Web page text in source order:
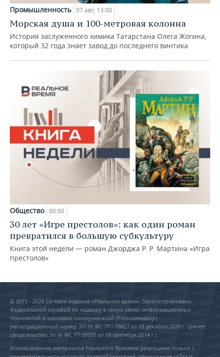
Промышленность 07 авг, 13:00
Морская душа и 100-метровая колонна
История заслуженного химика Татарстана Олега Жогина,
который 32 года знает завод до последнего винтика
Общество 00:00
30 лет «Игре престолов»: как один роман
превратился в большую субкультуру
Книга этой недели — роман Джорджа Р. Р. Мартина «Игра
престолов»
© 2015 - 2026 Сетевое издание «Реальное время» Зарегистрировано
Федеральной службой по надзору в сфере связи, информационных
технологий и массовых коммуникаций (Роскомнадзор) –
регистрационный номер ЭЛ № ФС 77 - 79627 от 18 декабря 2020 г. (ранее
свидетельство Эл № ФС 77-59331 от 18 сентября 2014 г.)
Использование материалов Реального Времени разрешено только с